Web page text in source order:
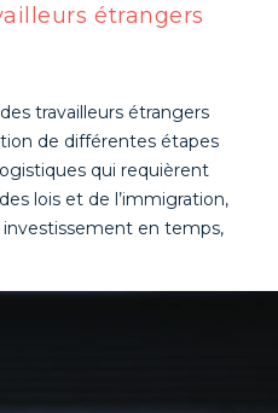
étrangers
travailleurs étrangers
de différentes étapes
qui requièrent
lois et de l’immigration,
en temps,